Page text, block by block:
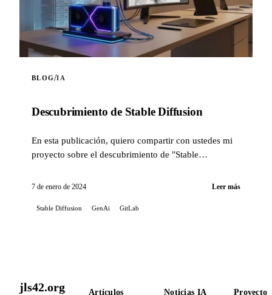
BLOG/IA
Descubrimiento de Stable Diffusion
En esta publicación, quiero compartir con ustedes mi
proyecto sobre el descubrimiento de "Stable
7 de enero de 2024 Leer más
Stable Diffusion GenAi GitLab
jls42.org Artículos Noticias IA Proyectos